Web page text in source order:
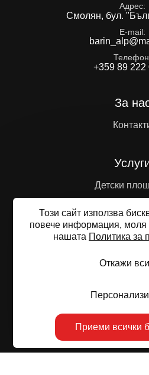
За
Детски
Спортни
Туристическа
Адрес
Смолян, бул.
E-mail
Телефон
+359 89 222
© 2023—2026
Политика за
на бисквитките
Изработка на сайт върху
Този сайт използва
повече информация, моля
нашaтa Политика за
Откажи
Приеми всички